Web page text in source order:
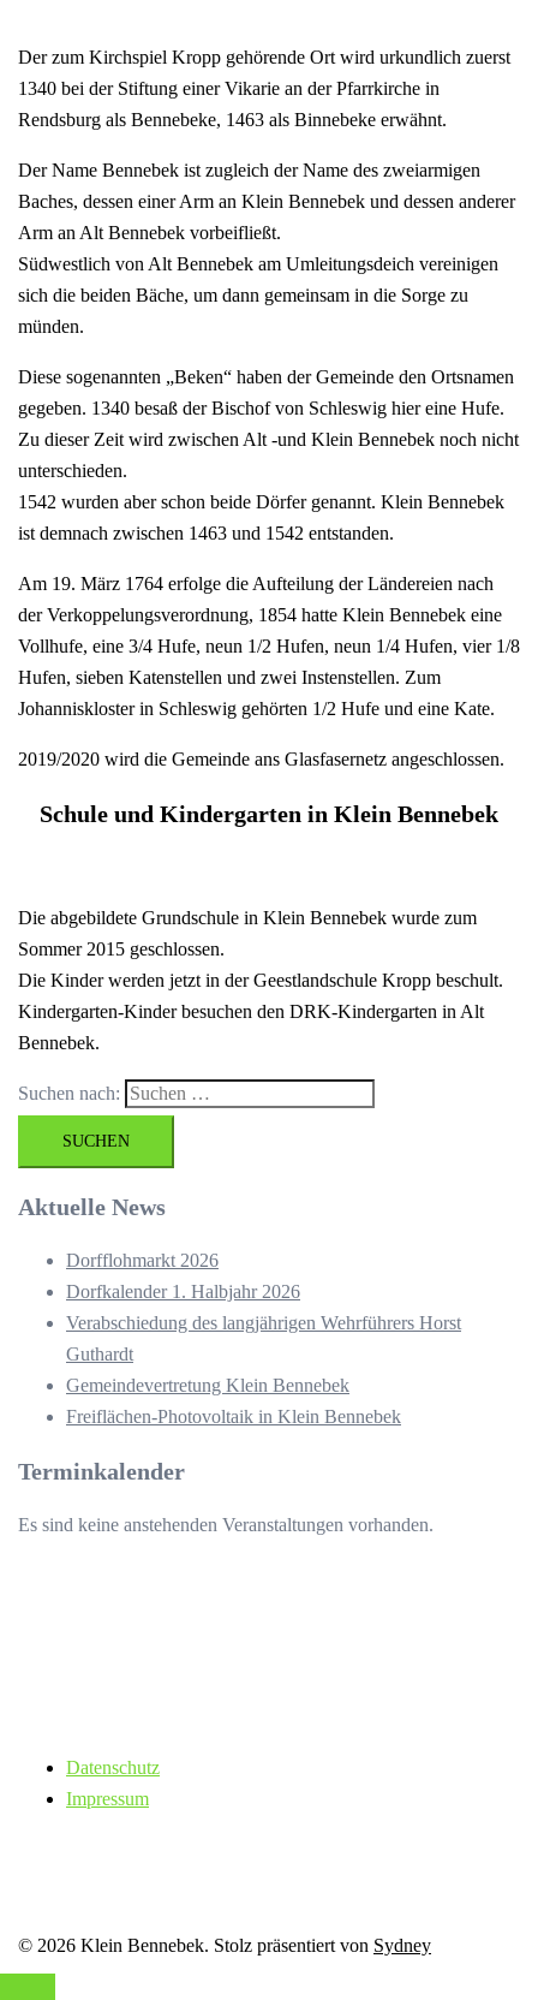
Der zum Kirchspiel Kropp gehörende Ort wird urkundlich zuerst
1340 bei der Stiftung einer Vikarie an der Pfarrkirche in
Rendsburg als Bennebeke, 1463 als Binnebeke erwähnt.
Der Name Bennebek ist zugleich der Name des zweiarmigen
Baches, dessen einer Arm an Klein Bennebek und dessen anderer
Arm an Alt Bennebek vorbeifließt.
Südwestlich von Alt Bennebek am Umleitungsdeich vereinigen
sich die beiden Bäche, um dann gemeinsam in die Sorge zu
münden.
Diese sogenannten „Beken“ haben der Gemeinde den Ortsnamen
gegeben. 1340 besaß der Bischof von Schleswig hier eine Hufe.
Zu dieser Zeit wird zwischen Alt -und Klein Bennebek noch nicht
unterschieden.
1542 wurden aber schon beide Dörfer genannt. Klein Bennebek
ist demnach zwischen 1463 und 1542 entstanden.
Am 19. März 1764 erfolge die Aufteilung der Ländereien nach
der Verkoppelungsverordnung, 1854 hatte Klein Bennebek eine
Vollhufe, eine 3/4 Hufe, neun 1/2 Hufen, neun 1/4 Hufen, vier 1/8
Hufen, sieben Katenstellen und zwei Instenstellen. Zum
Johanniskloster in Schleswig gehörten 1/2 Hufe und eine Kate.
2019/2020 wird die Gemeinde ans Glasfasernetz angeschlossen.
Schule und Kindergarten in Klein Bennebek
Die abgebildete Grundschule in Klein Bennebek wurde zum
Sommer 2015 geschlossen.
Die Kinder werden jetzt in der Geestlandschule Kropp beschult.
Kindergarten-Kinder besuchen den DRK-Kindergarten in Alt
Bennebek.
Suchen nach:
Aktuelle News
Dorfflohmarkt 2026
Dorfkalender 1. Halbjahr 2026
Verabschiedung des langjährigen Wehrführers Horst
Guthardt
Gemeindevertretung Klein Bennebek
Freiflächen-Photovoltaik in Klein Bennebek
Terminkalender
Es sind keine anstehenden Veranstaltungen vorhanden.
Datenschutz
Impressum
© 2026 Klein Bennebek. Stolz präsentiert von Sydney